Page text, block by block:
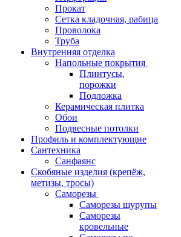
Прокат
Сетка кладочная, рабица
Проволока
Труба
Внутренняя отделка
Напольные покрытия
Плинтусы,
порожки
Подложка
Керамическая плитка
Обои
Подвесные потолки
Профиль и комплектующие
Сантехника
Санфаянс
Скобяные изделия (крепёж,
метизы, тросы)
Саморезы
Саморезы шурупы
Саморезы
кровельные